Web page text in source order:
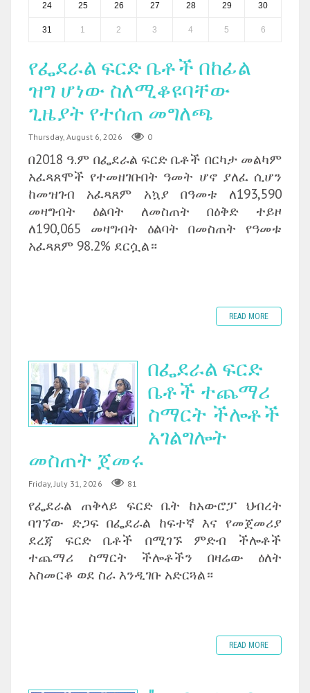
24 25 26 27 28 29 30
31 1 2 3 4 5 6
የፌደራል ፍርድ ቤቶች በከፊል
ዝግ ሆነው ስለሚቆዩባቸው
ጊዜያት የተሰጠ መግለጫ
Thursday, August 6, 2026 0
በ2018 ዓ.ም በፌደራል ፍርድ ቤቶች በርካታ መልካም
አፈጻጸሞች የተመዘገቡበት ዓመት ሆኖ ያለፈ ሲሆን
ከመዝገብ አፈጻጸም አኳያ በዓመቱ ለ193,590
መዛግብት ዕልባት ለመስጠት በዕቅድ ተይዞ
ለ190,065 መዛግብት ዕልባት በመስጠት የዓመቱ
አፈጻጸም 98.2% ደርሷል።
READ MORE
በፌደራል ፍርድ
ቤቶች ተጨማሪ
ስማርት ችሎቶች
አገልግሎት
መስጠት ጀመሩ
Friday, July 31, 2026 81
የፌደራል ጠቅላይ ፍርድ ቤት ከአውሮፓ ህብረት
ባገኘው ድጋፍ በፌደራል ከፍተኛ እና የመጀመሪያ
ደረጃ ፍርድ ቤቶች በሚገኙ ምድብ ችሎቶች
ተጨማሪ ስማርት ችሎቶችን በዛሬው ዕለት
አስመርቆ ወደ ስራ እንዲገቡ አድርጓል።
READ MORE